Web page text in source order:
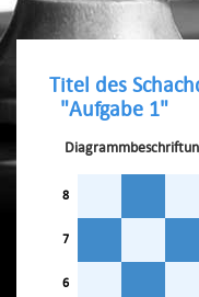
Titel des
"Aufgabe 1"
8
7
6